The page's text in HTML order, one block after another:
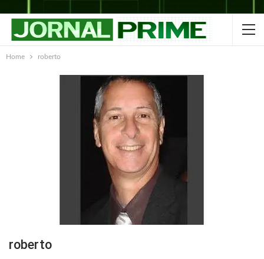
Home roberto
roberto